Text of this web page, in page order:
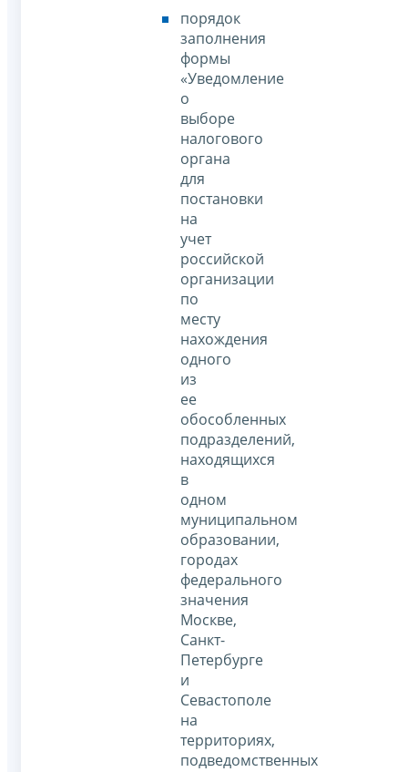
порядок
заполнения
формы
«Уведомление
о
выборе
налогового
органа
для
постановки
на
учет
российской
организации
по
месту
нахождения
одного
из
ее
обособленных
подразделений,
находящихся
в
одном
муниципальном
образовании,
городах
федерального
значения
Москве,
Санкт-
Петербурге
и
Севастополе
на
территориях,
подведомственных